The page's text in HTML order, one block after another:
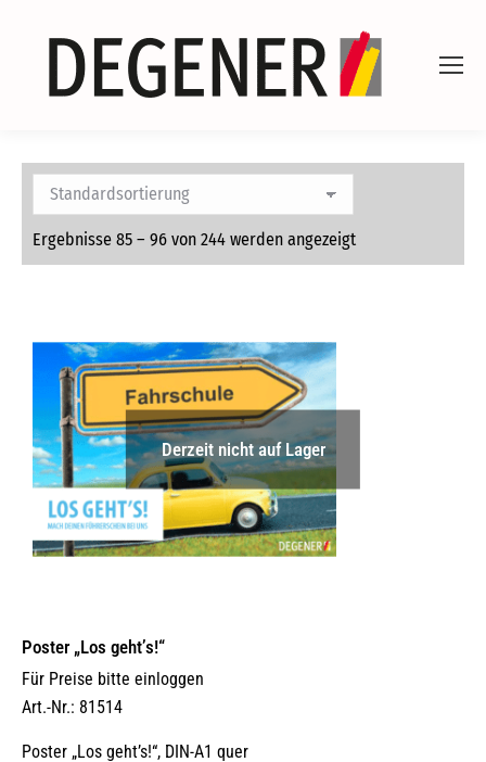
Ergebnisse 85 – 96 von 244 werden angezeigt
Derzeit nicht auf Lager
Poster „Los geht’s!“
Für Preise bitte einloggen
Art.-Nr.: 81514
Poster „Los geht’s!“, DIN-A1 quer